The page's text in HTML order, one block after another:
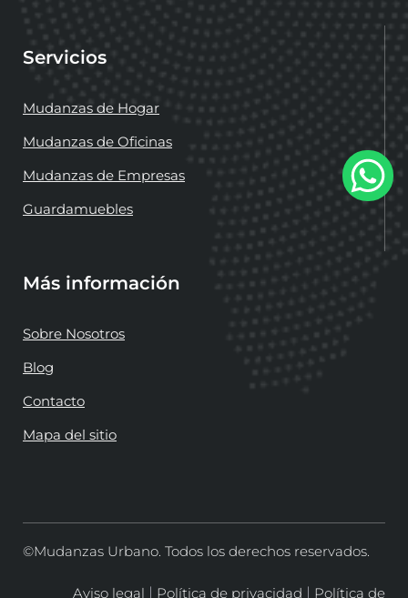
Servicios
Mudanzas de Hogar
Mudanzas de Oficinas
Mudanzas de Empresas
Guardamuebles
Más información
Sobre Nosotros
Blog
Contacto
Mapa del sitio
©Mudanzas Urbano. Todos los derechos reservados.
Aviso legal | Política de privacidad | Política de